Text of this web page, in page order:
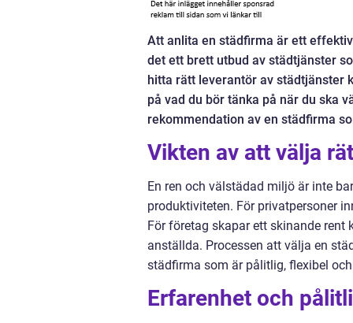
Att anlita en städfirma är ett
det ett brett utbud av städtjänster
hitta rätt leverantör av städtjänster
på vad du bör tänka på när du ska
rekommendation av en städfirma
Vikten av att välja
En ren och välstädad miljö är inte
produktiviteten. För privatpersoner
För företag skapar ett skinande
anställda. Processen att välja en
städfirma som är pålitlig, flexibel
Erfarenhet och